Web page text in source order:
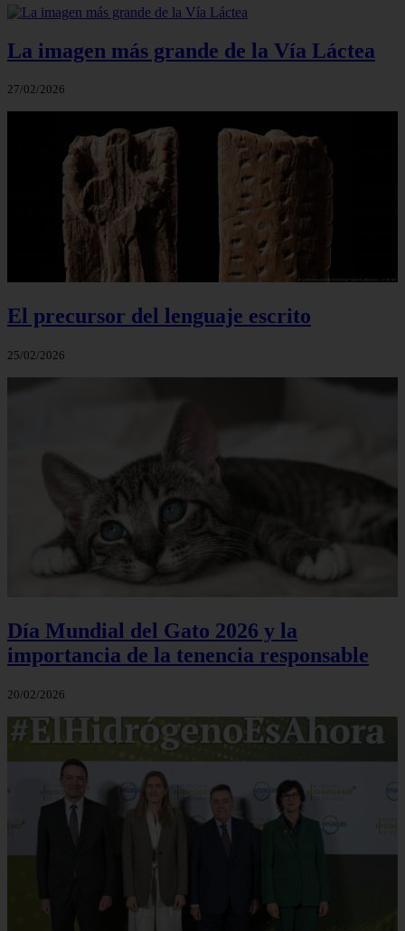
La imagen más grande de la Vía Láctea
27/02/2026
El precursor del lenguaje escrito
25/02/2026
Día Mundial del Gato 2026 y la
importancia de la tenencia responsable
20/02/2026